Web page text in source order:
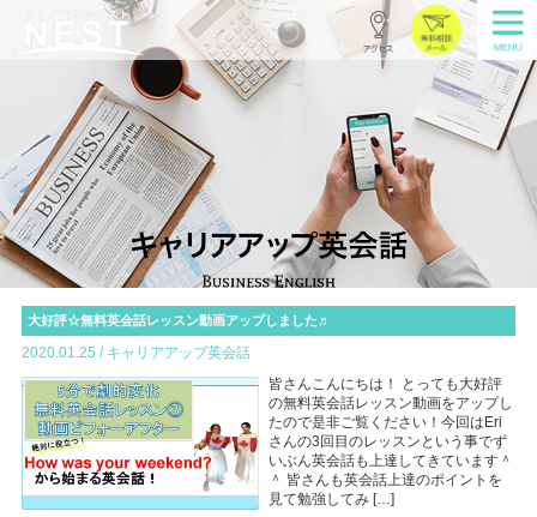
大好評☆無料英会話レッスン動画アップしました♬
2020.01.25 / キャリアアップ英会話
皆さんこんにちは！ とっても大好評
の無料英会話レッスン動画をアップし
たので是非ご覧ください！今回はEri
さんの3回目のレッスンという事でず
いぶん英会話も上達してきています＾
＾ 皆さんも英会話上達のポイントを
見て勉強してみ […]